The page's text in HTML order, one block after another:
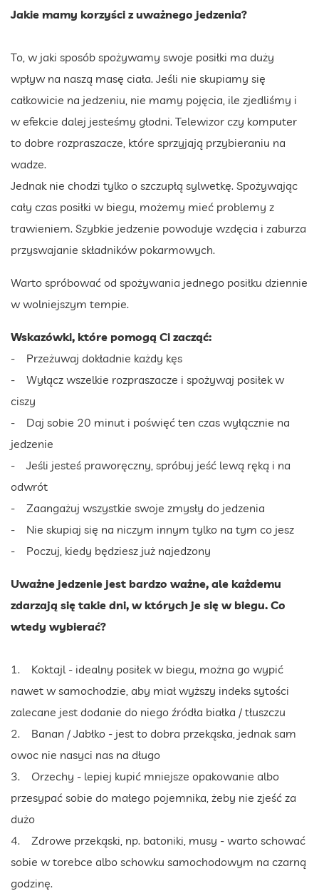
Jakie mamy korzyści z uważnego jedzenia?
To, w jaki sposób spożywamy swoje posiłki ma duży
wpływ na naszą masę ciała. Jeśli nie skupiamy się
całkowicie na jedzeniu, nie mamy pojęcia, ile zjedliśmy i
w efekcie dalej jesteśmy głodni. Telewizor czy komputer
to dobre rozpraszacze, które sprzyjają przybieraniu na
wadze.
Jednak nie chodzi tylko o szczupłą sylwetkę. Spożywając
cały czas posiłki w biegu, możemy mieć problemy z
trawieniem. Szybkie jedzenie powoduje wzdęcia i zaburza
przyswajanie składników pokarmowych.
Warto spróbować od spożywania jednego posiłku dziennie
w wolniejszym tempie.
Wskazówki, które pomogą Ci zacząć:
- Przeżuwaj dokładnie każdy kęs
- Wyłącz wszelkie rozpraszacze i spożywaj posiłek w
ciszy
- Daj sobie 20 minut i poświęć ten czas wyłącznie na
jedzenie
- Jeśli jesteś praworęczny, spróbuj jeść lewą ręką i na
odwrót
- Zaangażuj wszystkie swoje zmysły do jedzenia
- Nie skupiaj się na niczym innym tylko na tym co jesz
- Poczuj, kiedy będziesz już najedzony
Uważne jedzenie jest bardzo ważne, ale każdemu
zdarzają się takie dni, w których je się w biegu. Co
wtedy wybierać?
1. Koktajl - idealny posiłek w biegu, można go wypić
nawet w samochodzie, aby miał wyższy indeks sytości
zalecane jest dodanie do niego źródła białka / tłuszczu
2. Banan / Jabłko - jest to dobra przekąska, jednak sam
owoc nie nasyci nas na długo
3. Orzechy - lepiej kupić mniejsze opakowanie albo
przesypać sobie do małego pojemnika, żeby nie zjeść za
dużo
4. Zdrowe przekąski, np. batoniki, musy - warto schować
sobie w torebce albo schowku samochodowym na czarną
godzinę.